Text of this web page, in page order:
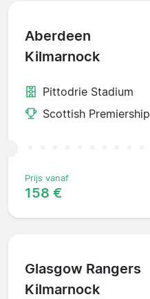
Aberdeen
Kilmarnock
Pittodrie Stadium
Scottish Premiership
Prijs vanaf
158 €
Glasgow Rangers
Kilmarnock